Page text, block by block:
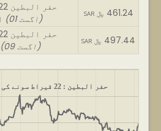
(01 اگست) SAR ﷼ 461.24
(09 اگست) SAR ﷼ 497.44
حفر البطین : 22 قیراط سونے کی تاریخی قیمتیں